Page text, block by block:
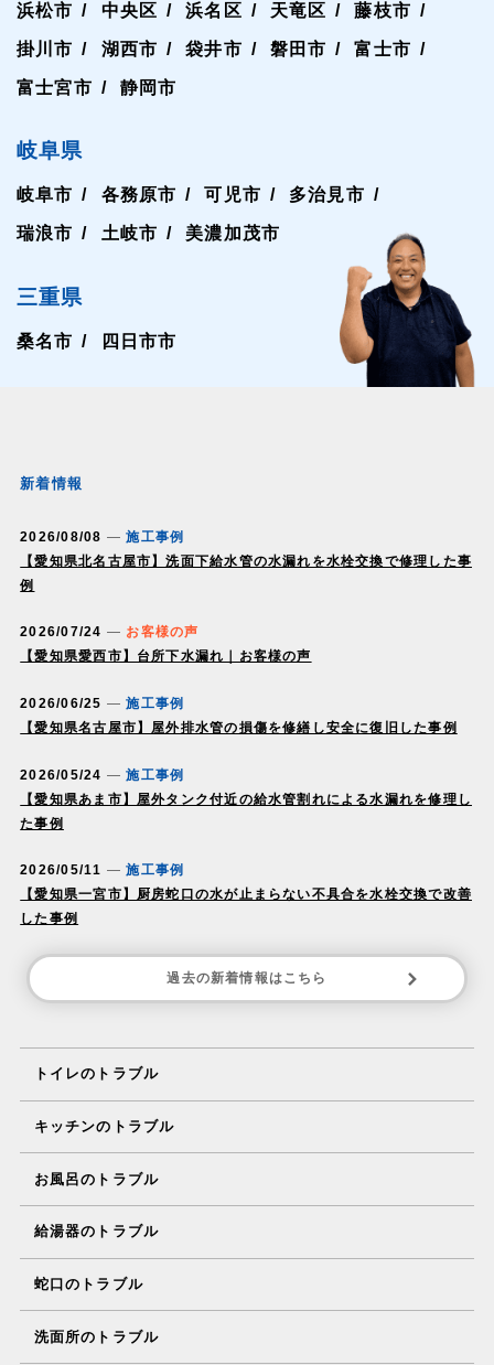
浜松市 中央区 浜名区 天竜区 藤枝市
掛川市 湖西市 袋井市 磐田市 富士市
富士宮市 静岡市
岐阜県
岐阜市 各務原市 可児市 多治見市
瑞浪市 土岐市 美濃加茂市
三重県
桑名市 四日市市
新着情報
2026/08/08
施工事例
【愛知県北名古屋市】洗面下給水管の水漏れを水栓交換で修理した事
例
2026/07/24
お客様の声
【愛知県愛西市】台所下水漏れ｜お客様の声
2026/06/25
施工事例
【愛知県名古屋市】屋外排水管の損傷を修繕し安全に復旧した事例
2026/05/24
施工事例
【愛知県あま市】屋外タンク付近の給水管割れによる水漏れを修理し
た事例
2026/05/11
施工事例
【愛知県一宮市】厨房蛇口の水が止まらない不具合を水栓交換で改善
した事例
過去の新着情報はこちら
トイレのトラブル
キッチンのトラブル
お風呂のトラブル
給湯器のトラブル
蛇口のトラブル
洗面所のトラブル